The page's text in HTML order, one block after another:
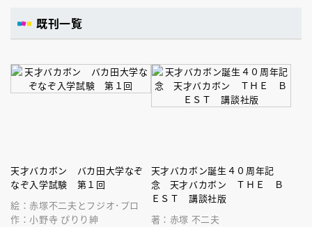
既刊一覧
天才バカボン バカ田大学なぞ
なぞ入学試験 第１回
絵：赤塚不二夫とフジオ･プロ
作：小野寺 ぴりり紳
天才バカボン誕生４０周年記
念 天才バカボン ＴＨＥ Ｂ
ＥＳＴ 講談社版
著：赤塚 不二夫